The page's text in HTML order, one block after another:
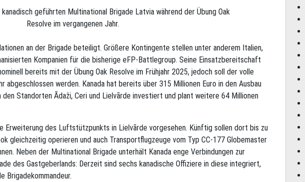
geführten Multinational Brigade Latvia während der Übung Oak
Resolve im vergangenen Jahr.
an der Brigade beteiligt. Größere Kontingente stellen unter anderem Italien,
Kompanien für die bisherige eFP-Battlegroup. Seine Einsatzbereitschaft
bereits mit der Übung Oak Resolve im Frühjahr 2025, jedoch soll der volle
abgeschlossen werden. Kanada hat bereits über 315 Millionen Euro in den Ausbau
Standorten Ādaži, Ceri und Lielvārde investiert und plant weitere 64 Millionen
Erweiterung des Luftstützpunkts in Lielvārde vorgesehen. Künftig sollen dort bis zu
gleichzeitig operieren und auch Transportflugzeuge vom Typ CC-177 Globemaster
Neben der Multinational Brigade unterhält Kanada enge Verbindungen zur
des Gastgeberlands: Derzeit sind sechs kanadische Offiziere in diese integriert,
Brigadekommandeur.